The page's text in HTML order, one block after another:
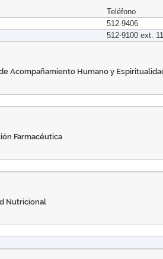
Teléfono
512-9406
512-9100 ext.
Acompañamiento Humano y
Farmacéutica
Nutricional